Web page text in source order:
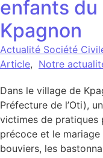
enfants
Kpagnon
Actualité Société
Article, Notre
Dans le village de
Préfecture de l’Oti),
victimes de pratiques
précoce et le
bouviers, les